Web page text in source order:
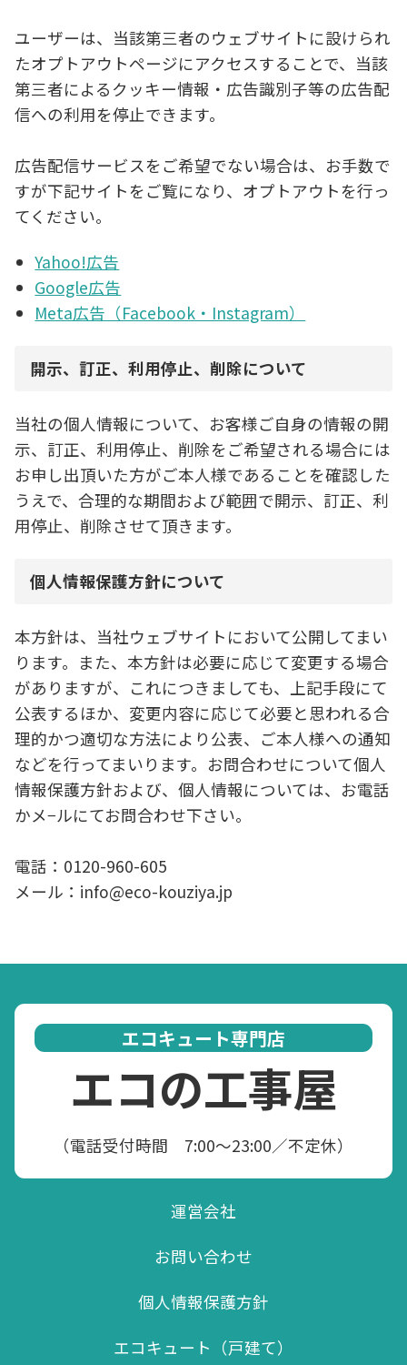
ユーザーは、当該第三者のウェブサイトに設けられ
たオプトアウトページにアクセスすることで、当該
第三者によるクッキー情報・広告識別子等の広告配
信への利用を停止できます。
広告配信サービスをご希望でない場合は、お手数で
すが下記サイトをご覧になり、オプトアウトを行っ
てください。
Yahoo!広告
Google広告
Meta広告（Facebook・Instagram）
開示、訂正、利用停止、削除について
当社の個人情報について、お客様ご自身の情報の開
示、訂正、利用停止、削除をご希望される場合には
お申し出頂いた方がご本人様であることを確認した
うえで、合理的な期間および範囲で開示、訂正、利
用停止、削除させて頂きます。
個人情報保護方針について
本方針は、当社ウェブサイトにおいて公開してまい
ります。また、本方針は必要に応じて変更する場合
がありますが、これにつきましても、上記手段にて
公表するほか、変更内容に応じて必要と思われる合
理的かつ適切な方法により公表、ご本人様への通知
などを行ってまいります。お問合わせについて個人
情報保護方針および、個人情報については、お電話
かメ−ルにてお問合わせ下さい。
電話：0120-960-605
メール：info@eco-kouziya.jp
エコキュート専門店
エコの工事屋
（電話受付時間 7:00～23:00／不定休）
運営会社
お問い合わせ
個人情報保護方針
エコキュート（戸建て）